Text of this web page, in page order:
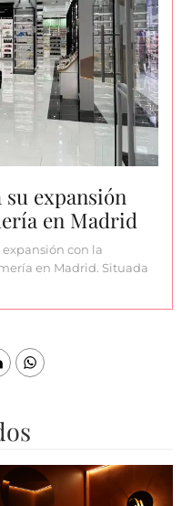
expansión
en Madrid
con la
en Madrid. Situada